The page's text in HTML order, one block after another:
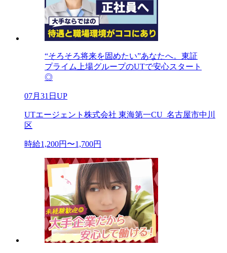
“そろそろ将来を固めたい”あなたへ。東証
プライム上場グループのUTで安心スタート
◎
07月31日UP
UTエージェント株式会社 東海第一CU_名古屋市中川
区
時給1,200円〜1,700円